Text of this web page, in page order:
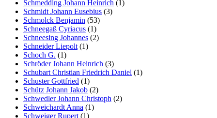
Schmedding Johann Heinrich (1)
Schmidt Johann Eusebius (3)
Schmolck Benjamin (53)
Schneegaß Cyriacus (1)
Schneesing Johannes (2)
Schneider Liepolt(1)
Schoch G. (1)
Schröder Johann Heinrich (3)
Schubart Christian Friedrich Daniel (1)
Schuster Gottfried (1)
Schütz Johann Jakob (2)
Schwedler Johann Christoph (2)
Schweichardt Anna (1)
Schweiger Rupert(1)